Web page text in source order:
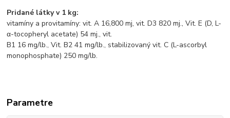
Pridané látky v 1 kg:
vitamíny a provitamíny: vit. A 16,800 mj, vit. D3 820 mj., Vit. E (D, L-
α-tocopheryl acetate) 54 mj., vit.
B1 16 mg/lb., Vit. B2 41 mg/lb., stabilizovaný vit. C (L-ascorbyl
monophosphate) 250 mg/lb.
Parametre